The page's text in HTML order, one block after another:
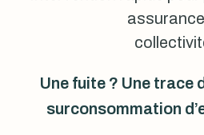
Une fuite ? Une trace
surconsommation